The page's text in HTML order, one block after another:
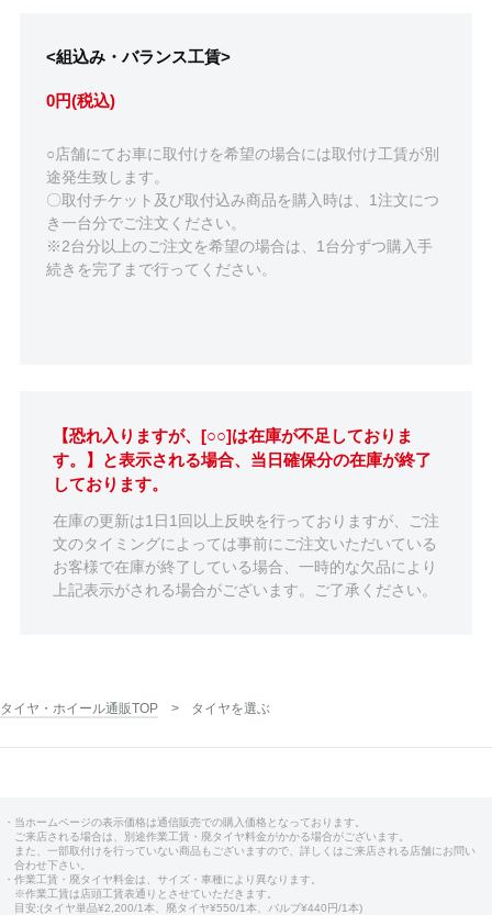
<組込み・バランス工賃>
0円(税込)
○店舗にてお車に取付けを希望の場合には取付け工賃が別
途発生致します。
〇取付チケット及び取付込み商品を購入時は、1注文につ
き一台分でご注文ください。
※2台分以上のご注文を希望の場合は、1台分ずつ購入手
続きを完了まで行ってください。
【恐れ入りますが、[○○]は在庫が不足しておりま
す。】と表示される場合、当日確保分の在庫が終了
しております。
在庫の更新は1日1回以上反映を行っておりますが、ご注
文のタイミングによっては事前にご注文いただいている
お客様で在庫が終了している場合、一時的な欠品により
上記表示がされる場合がございます。ご了承ください。
タイヤ・ホイール通販TOP タイヤを選ぶ
・当ホームページの表示価格は通信販売での購入価格となっております。
ご来店される場合は、別途作業工賃・廃タイヤ料金がかかる場合がございます。
また、一部取付けを行っていない商品もございますので、詳しくはご来店される店舗にお問い
合わせ下さい。
・作業工賃・廃タイヤ料金は、サイズ・車種により異なります。
※作業工賃は店頭工賃表通りとさせていただきます。
目安:(タイヤ単品¥2,200/1本、廃タイヤ¥550/1本、バルブ¥440円/1本)